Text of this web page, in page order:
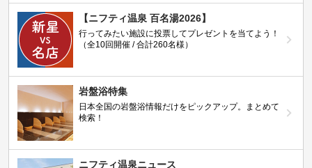
【ニフティ温泉 百名湯2026】
行ってみたい施設に投票してプレゼントを当てよう！
（全10回開催 / 合計260名様）
岩盤浴特集
日本全国の岩盤浴情報だけをピックアップ。まとめて
検索！
ニフティ温泉ニュース